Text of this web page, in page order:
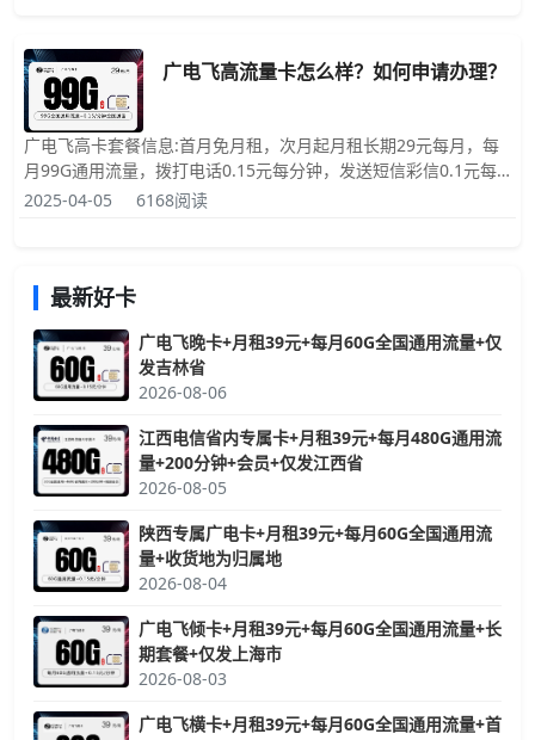
广电飞高流量卡怎么样？如何申请办理？
广电飞高卡套餐信息:首月免月租，次月起月租长期29元每月，每
月99G通用流量，拨打电话0.15元每分钟，发送短信彩信0.1元每
条，赠送来电显示，可办理2张副卡共享流量，激活时必须要充值
2025-04-05 6168阅读
最新好卡
广电飞晚卡+月租39元+每月60G全国通用流量+仅
发吉林省
2026-08-06
江西电信省内专属卡+月租39元+每月480G通用流
量+200分钟+会员+仅发江西省
2026-08-05
陕西专属广电卡+月租39元+每月60G全国通用流
量+收货地为归属地
2026-08-04
广电飞倾卡+月租39元+每月60G全国通用流量+长
期套餐+仅发上海市
2026-08-03
广电飞横卡+月租39元+每月60G全国通用流量+首